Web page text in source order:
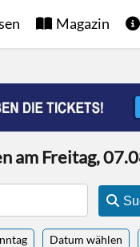
Magazin
am Freitag,
Datum wählen